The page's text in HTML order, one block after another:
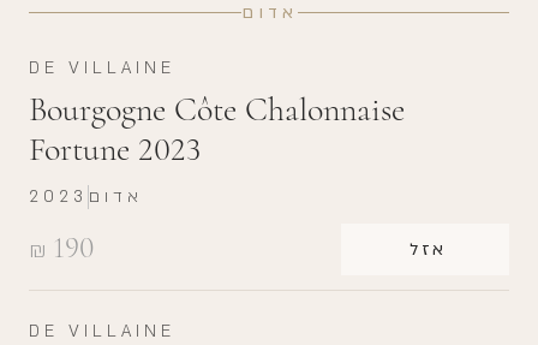
אדום
DE VILLAINE
Bourgogne Côte Chalonnaise
Fortune 2023
₪ 190 אזל
2023 אדום
DE VILLAINE